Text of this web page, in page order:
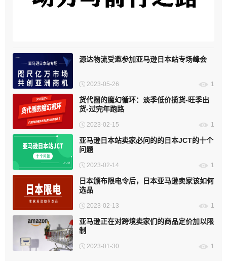
源达物流受邀参加亚马逊日本站专场峰会
2023-05-26 1
货代圈的魔幻循环：淡季低价揽货-旺季出
货-过完年跑路
2023-02-15 1
亚马逊日本站卖家必问的的日本JCT的十个
问题
2023-02-14 1
日本颁布限电令后，日本亚马逊卖家该如何
选品
2023-02-13 1
亚马逊正在对跨境卖家们的商品定价加以限
制
2023-01-30 1